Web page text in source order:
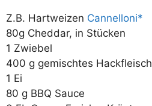
Z.B. Hartweizen Cannelloni
80g Cheddar, in Stücken
1 Zwiebel
400 g gemischtes Hackfleisch
1 Ei
80 g BBQ Sauce